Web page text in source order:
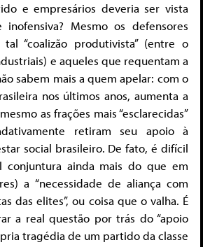
e empresários deveria ser vista
inofensiva? Mesmo os defensores
“coalizão produtivista” (entre o
e aqueles que requentam a
sabem mais a quem apelar: com o
nos últimos anos, aumenta a
as frações mais “esclarecidas”
retiram seu apoio à
social brasileiro. De fato, é difícil
conjuntura ainda mais do que em
a “necessidade de aliança com
das elites”, ou coisa que o valha. É
a real questão por trás do “apoio
tragédia de um partido da classe